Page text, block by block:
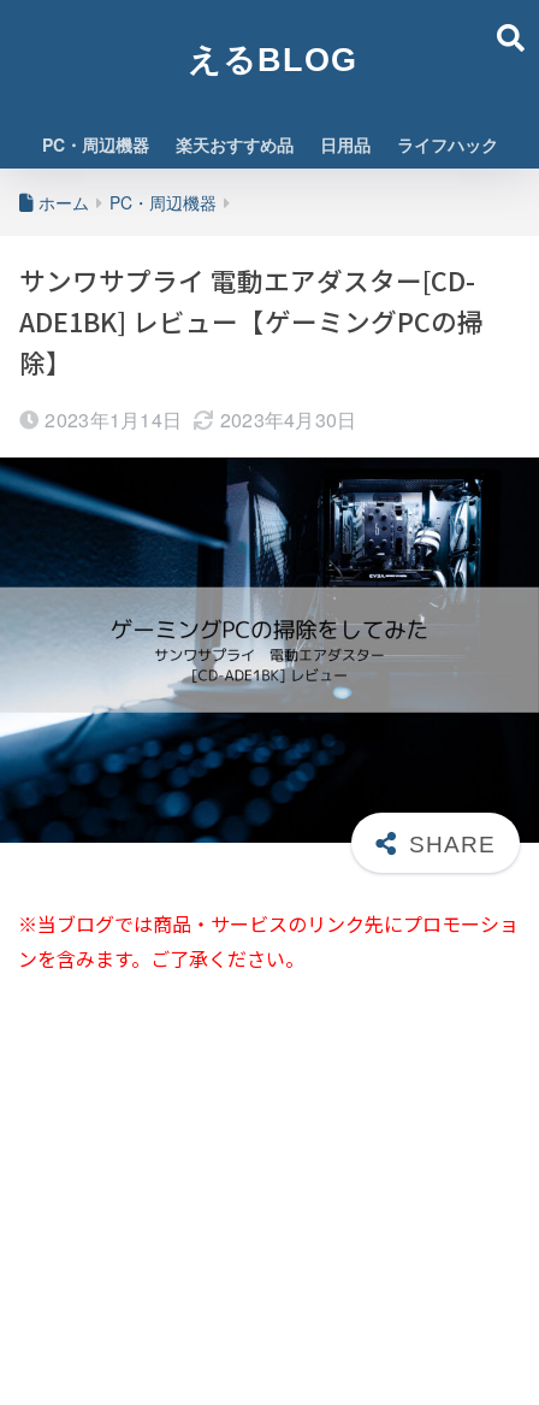
えるBLOG
PC・周辺機器 楽天おすすめ品 日用品 ライフハック
ホーム PC・周辺機器
サンワサプライ 電動エアダスター[CD-
ADE1BK] レビュー【ゲーミングPCの掃
除】
2023年1月14日 2023年4月30日
※当ブログでは商品・サービスのリンク先にプロモーショ
ンを含みます。ご了承ください。